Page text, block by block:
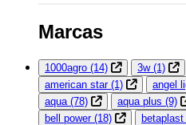
Marcas
1000agro (14) 3w (1)
american star (1) angel
aqua (78) aqua plus (9)
bell power (18) betaplast